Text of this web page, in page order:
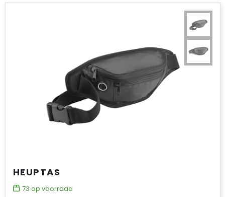
HEUPTAS
73 op voorraad